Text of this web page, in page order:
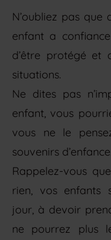
N’oubliez pas
enfant a
d’être protégé et
situations.
Ne dites pas
enfant, vous
vous ne le
souvenirs d’enfance.
Rappelez-vous
rien, vos enfants
jour, à devoir
ne pourrez plus